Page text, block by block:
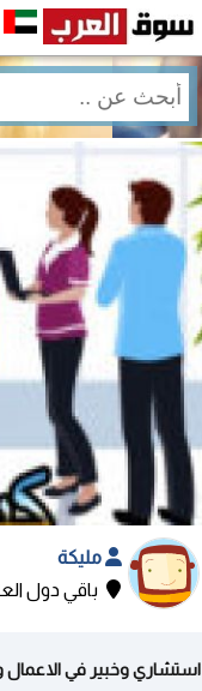
مليكة
باقي دول
استشاري وخبير في الاعمال